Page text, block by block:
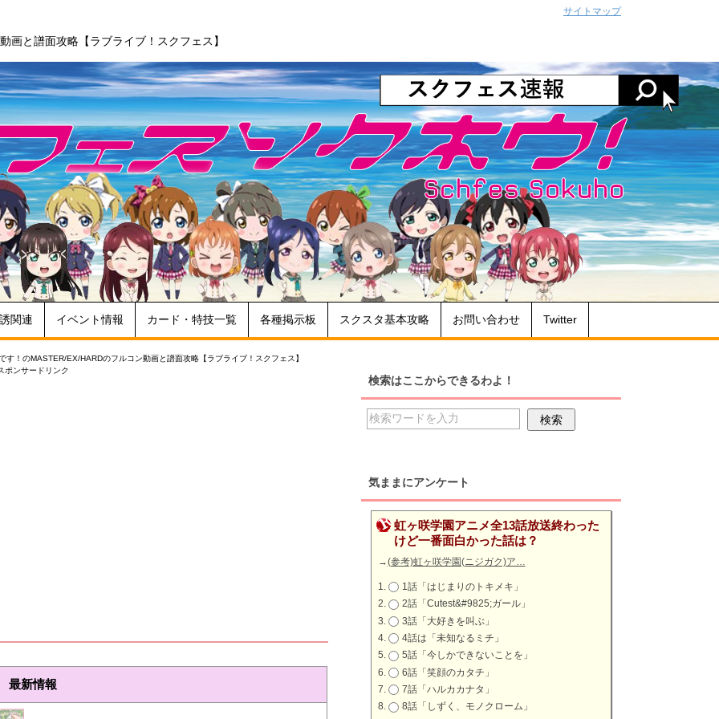
画と譜面攻略【ラブライブ！スクフェス】
関連 イベント情報 カード・特技一覧 各種掲示板 スクスタ基本攻略 お問い合わせ Twitter
す！のMASTER/EX/HARDのフルコン動画と譜面攻略【ラブライブ！スクフェス】
ポンサードリンク
最新情報
検索はここからできるわよ！
気ままにアンケート
虹ヶ咲学園アニメ全13話放送終わった
けど一番面白かった話は？
→(参考)虹ヶ咲学園(ニジガク)ア…
1話「はじまりのトキメキ」
2話「Cutest&#9825;ガール」
3話「大好きを叫ぶ」
4話は「未知なるミチ」
5話「今しかできないことを」
6話「笑顔のカタチ」
7話「ハルカカナタ」
8話「しずく、モノクローム」
サイトマップ